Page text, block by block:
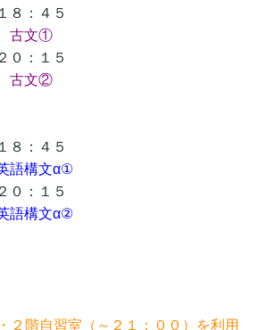
：４５
古文①
：１５
古文②
：４５
語構文α①
：１５
語構文α②
２階自習室（～２１：００）を利用